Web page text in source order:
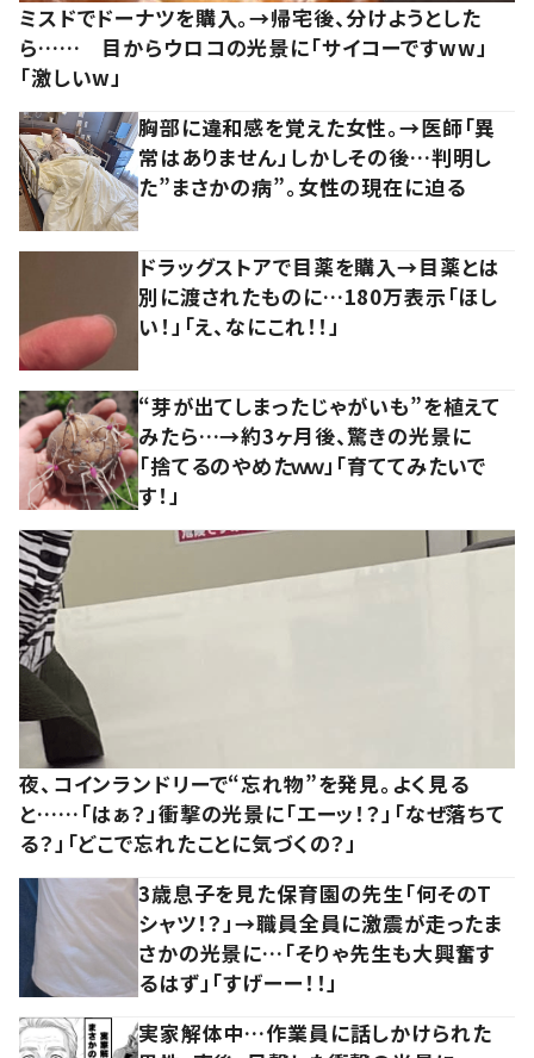
ミスドでドーナツを購入。→帰宅後、分けようとした
ら…… 目からウロコの光景に「サイコーですww」
「激しいw」
胸部に違和感を覚えた女性。→医師「異
常はありません」しかしその後…判明し
た”まさかの病”。女性の現在に迫る
ドラッグストアで目薬を購入→目薬とは
別に渡されたものに…180万表示「ほし
い！」「え、なにこれ！！」
“芽が出てしまったじゃがいも”を植えて
みたら…→約3ヶ月後、驚きの光景に
「捨てるのやめたｗｗ」「育ててみたいで
す！」
夜、コインランドリーで“忘れ物”を発見。よく見る
と……「はぁ？」衝撃の光景に「エーッ！？」「なぜ落ちて
る？」「どこで忘れたことに気づくの？」
3歳息子を見た保育園の先生「何そのT
シャツ！？」→職員全員に激震が走ったま
さかの光景に…「そりゃ先生も大興奮す
るはず」「すげーー！！」
実家解体中…作業員に話しかけられた